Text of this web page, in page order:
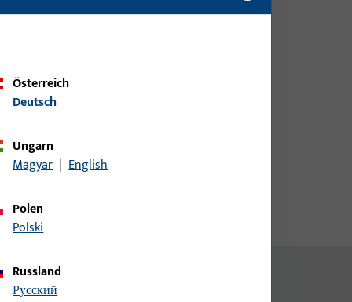
Kundendaten an um eine
Österreich
Deutsch
Ungarn
Magyar | English
Polen
Polski
Russland
русский